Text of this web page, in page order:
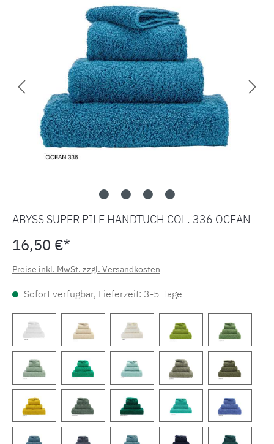
ABYSS SUPER PILE HANDTUCH COL. 336 OCEAN
16,50 €*
Preise inkl. MwSt. zzgl. Versandkosten
Sofort verfügbar, Lieferzeit: 3-5 Tage